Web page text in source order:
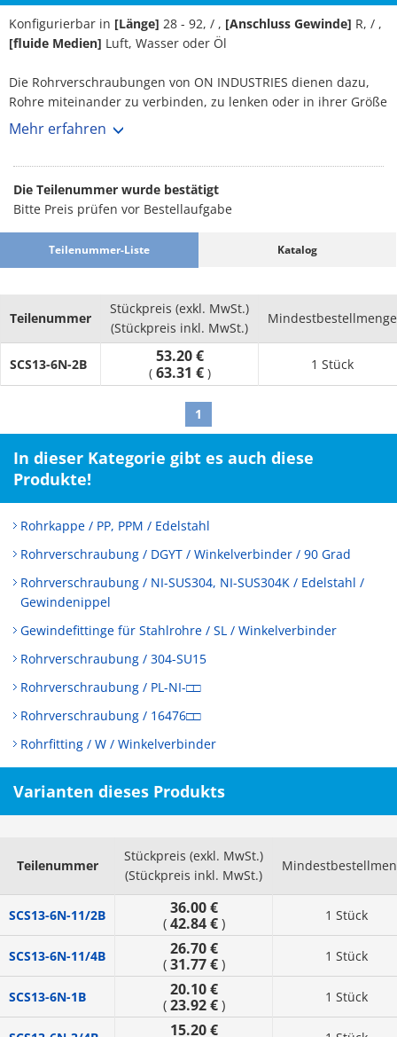
Konfigurierbar in [Länge] 28 - 92, / , [Anschluss Gewinde] R, / ,
[fluide Medien] Luft, Wasser oder Öl
Die Rohrverschraubungen von ON INDUSTRIES dienen dazu,
Rohre miteinander zu verbinden, zu lenken oder in ihrer Größe
zu verändern, um ein geschlossenes und funktionales
Rohrverschraubungen haben eine Länge von zwischen 28 und
92.
Wir bieten zuverlässige Edelstahlprodukte an, die eine strenge
Qualitätskontrolle vom Guss bis zur Fertigstellung umfassen,
da wir die beste Guss-/Bearbeitungstechnologie und die
neueste Ausrüstung in Japan verwenden.
Mehr erfahren
Die Teilenummer wurde bestätigt
Bitte Preis prüfen vor Bestellaufgabe
Teilenummer-Liste Katalog
Teilenummer
Stückpreis (exkl. MwSt.)
(Stückpreis inkl. MwSt.)
Mindestbestellmenge
SCS13-6N-2B 53.20 €
( 63.31 € )
1 Stück
1
In dieser Kategorie gibt es auch diese
Produkte!
Rohrkappe / PP, PPM / Edelstahl
Rohrverschraubung / DGYT / Winkelverbinder / 90 Grad
Rohrverschraubung / NI-SUS304, NI-SUS304K / Edelstahl /
Gewindenippel
Gewindefittinge für Stahlrohre / SL / Winkelverbinder
Rohrverschraubung / 304-SU15
Rohrverschraubung / PL-NI-□□
Rohrverschraubung / 16476□□
Rohrfitting / W / Winkelverbinder
Varianten dieses Produkts
Teilenummer
Stückpreis (exkl. MwSt.)
(Stückpreis inkl. MwSt.)
SCS13-6N-11/2B 36.00 €
( 42.84 €) 1 Stück
SCS13-6N-11/4B 26.70 €
( 31.77 €) 1 Stück
SCS13-6N-1B 20.10 €
( 23.92 €) 1 Stück
15.20 €